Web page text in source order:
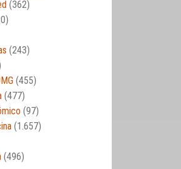
(362)
(243)
(455)
(477)
(97)
(1.657)
(496)